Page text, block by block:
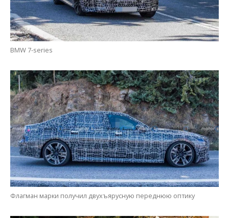
BMW 7-series
Флагман марки получил двухъярусную переднюю оптику